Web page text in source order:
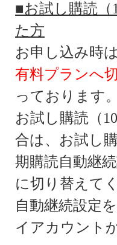
■お試し購読（
た方
お申し込み時
有料プランへ
っております
お試し購読（
合は、お試し
期購読自動継
に切り替えて
自動継続設定
イアカウント